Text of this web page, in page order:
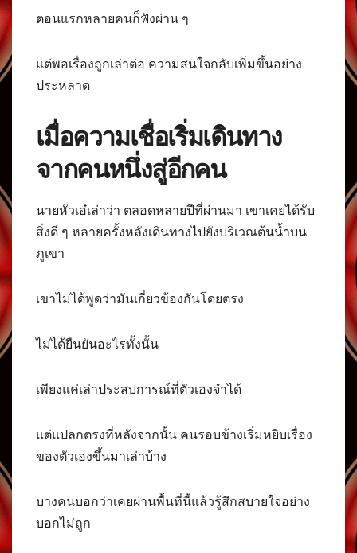
ตอนแรกหลายคนก็ฟังผ่าน ๆ
แต่พอเรื่องถูกเล่าต่อ ความสนใจกลับเพิ่มขึ้นอย่าง
ประหลาด
เมื่อความเชื่อเริ่มเดินทาง
จากคนหนึ่งสู่อีกคน
นายหัวเอ๋เล่าว่า ตลอดหลายปีที่ผ่านมา เขาเคยได้รับ
สิ่งดี ๆ หลายครั้งหลังเดินทางไปยังบริเวณต้นน้ำบน
ภูเขา
เขาไม่ได้พูดว่ามันเกี่ยวข้องกันโดยตรง
ไม่ได้ยืนยันอะไรทั้งนั้น
เพียงแค่เล่าประสบการณ์ที่ตัวเองจำได้
แต่แปลกตรงที่หลังจากนั้น คนรอบข้างเริ่มหยิบเรื่อง
ของตัวเองขึ้นมาเล่าบ้าง
บางคนบอกว่าเคยผ่านพื้นที่นี้แล้วรู้สึกสบายใจอย่าง
บอกไม่ถูก